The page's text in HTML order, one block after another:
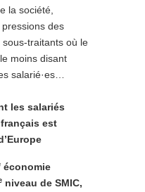
la société,
des
sous-traitants où le
moins disant
salarié·es…
les salariés
est
économie
niveau de SMIC,